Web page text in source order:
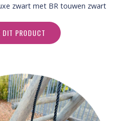
zwart met BR touwen zwart
DIT PRODUCT